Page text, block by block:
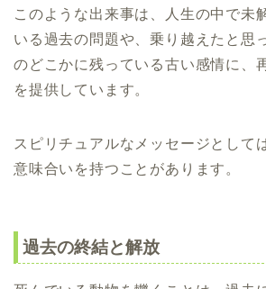
このような出来事は、人生の中で未
いる過去の問題や、乗り越えたと思
のどこかに残っている古い感情に、
を提供しています。
スピリチュアルなメッセージとして
意味合いを持つことがあります。
過去の終結と解放